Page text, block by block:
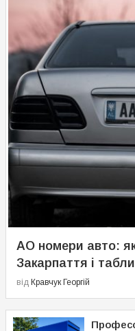
АО номери авто:
Закарпаття і
від Кравчук Георгій